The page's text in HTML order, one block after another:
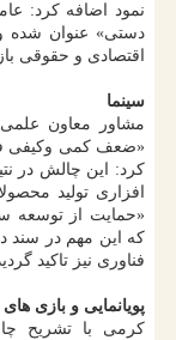
نمود اضافه کرد:
دستی» عنوان شده
اقتصادی و حقوقی
سینما
مشاور معاون
«ضعف کمی وکیفی
کرد: این چالش در
افزاری تولید
«حمایت از توسعه
که این مهم در سند
فناوری نیز تاکید
پویانمایی و بازی های
کرمی با تشریح